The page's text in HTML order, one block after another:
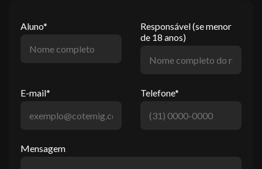
Aluno*
Responsável (se menor
de 18 anos)
E-mail* Telefone*
Mensagem